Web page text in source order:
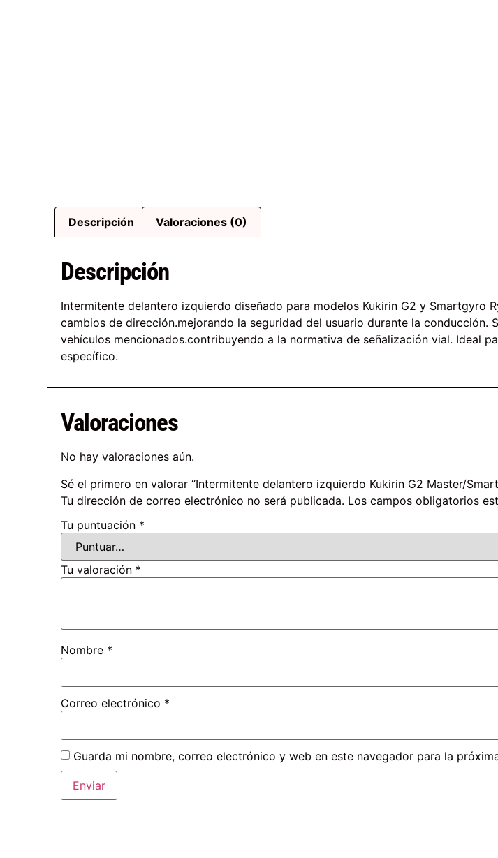
Descripción Valoraciones (0)
Descripción
Intermitente delantero izquierdo diseñado para modelos Kukirin G2 y Smartgyro
cambios de dirección.mejorando la seguridad del usuario durante la
vehículos mencionados.contribuyendo a la normativa de señalización vial. Ideal
específico.
Valoraciones
No hay valoraciones aún.
Sé el primero en valorar “Intermitente delantero izquierdo Kukirin G2 Master/
Tu dirección de correo electrónico no será publicada. Los campos obligatorios
Tu puntuación *
Tu valoración *
Nombre *
Correo electrónico *
Guarda mi nombre, correo electrónico y web en este navegador para la